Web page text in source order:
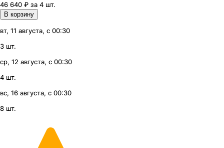
46 640 ₽ за 4 шт.
В корзину
вт, 11 августа, с 00:30
3 шт.
ср, 12 августа, с 00:30
4 шт.
вс, 16 августа, с 00:30
8 шт.